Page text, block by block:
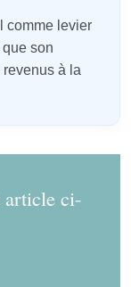
comme levier
son
à la
article ci-